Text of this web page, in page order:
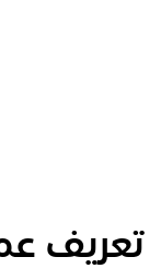
تعريف